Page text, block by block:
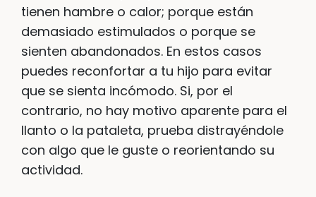
tienen hambre o calor; porque están
demasiado estimulados o porque se
sienten abandonados. En estos casos
puedes reconfortar a tu hijo para evitar
que se sienta incómodo. Si, por el
contrario, no hay motivo aparente para el
llanto o la pataleta, prueba distrayéndole
con algo que le guste o reorientando su
actividad.